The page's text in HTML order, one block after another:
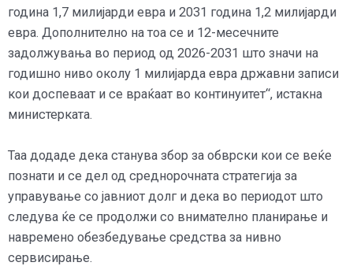
година 1,7 милијарди евра и 2031 година 1,2 милијарди
евра. Дополнително на тоа се и 12-месечните
задолжувања во период од 2026-2031 што значи на
годишно ниво околу 1 милијарда евра државни записи
кои доспеваат и се враќаат во континуитет“, истакна
министерката.
Таа додаде дека станува збор за обврски кои се веќе
познати и се дел од среднорочната стратегија за
управување со јавниот долг и дека во периодот што
следува ќе се продолжи со внимателно планирање и
навремено обезбедување средства за нивно
сервисирање.